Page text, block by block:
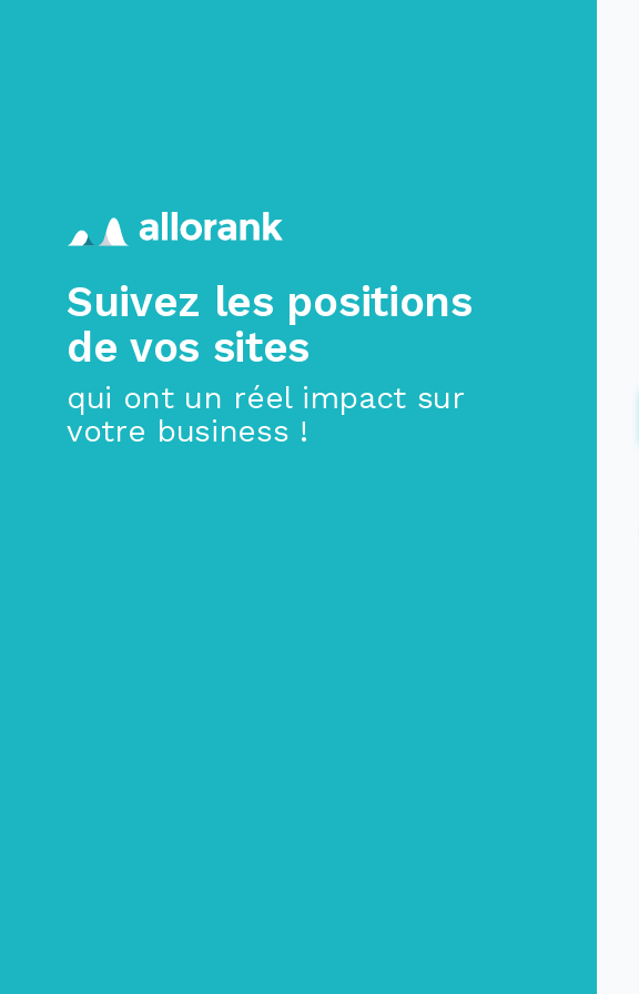
Suivez les positions
de vos sites
qui ont un réel impact sur
votre business !